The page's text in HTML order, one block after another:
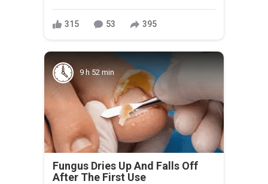
315 53 395
9 h 52 min
Fungus Dries Up And Falls Off
After The First Use